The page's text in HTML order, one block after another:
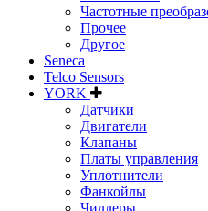
Частотные
Прочее
Другое
Seneca
Telco Sensors
YORK
Датчики
Двигатели
Клапаны
Платы управления
Уплотнители
Фанкойлы
Чиллеры